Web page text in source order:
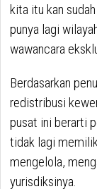
kita itu kan
punya lagi
wawancara
Berdasarkan
redistribusi
pusat ini berarti
tidak lagi
mengelola,
yurisdiksinya.